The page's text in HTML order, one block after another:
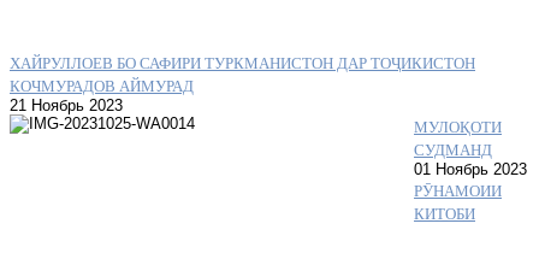
ХАЙРУЛЛОЕВ БО САФИРИ ТУРКМАНИСТОН ДАР ТОҶИКИСТОН
КОЧМУРАДОВ АЙМУРАД
21 Ноябрь 2023
МУЛОҚОТИ
СУДМАНД
01 Ноябрь 2023
РӮНАМОИИ
КИТОБИ